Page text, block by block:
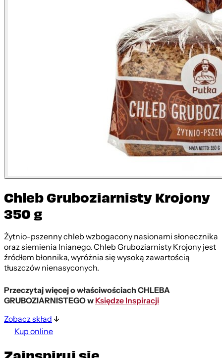
Chleb Gruboziarnisty Krojony
350 g
Żytnio-pszenny chleb wzbogacony nasionami słonecznika
oraz siemienia lnianego. Chleb Gruboziarnisty Krojony jest
źródłem błonnika, wyróżnia się wysoką zawartością
tłuszczów nienasyconych.
Przeczytaj więcej o właściwościach CHLEBA
GRUBOZIARNISTEGO wKsiędze Inspiracji
Zobacz skład
Kup online